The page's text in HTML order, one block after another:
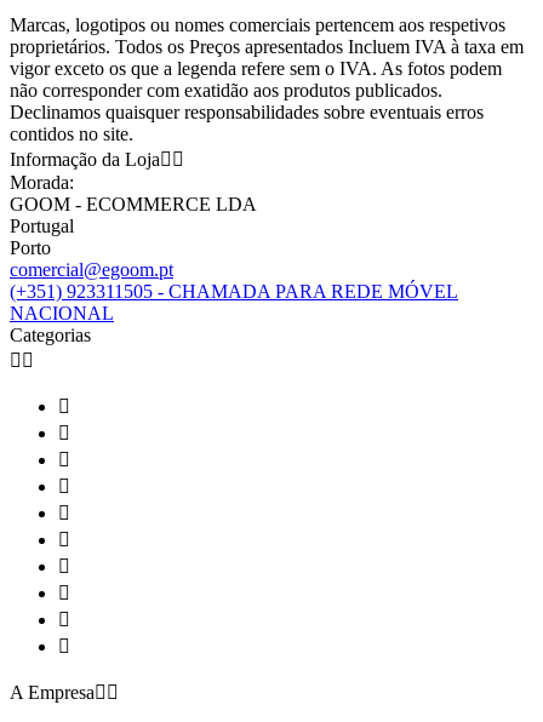
Marcas, logotipos ou nomes comerciais pertencem aos respetivos
proprietários. Todos os Preços apresentados Incluem IVA à taxa em
vigor exceto os que a legenda refere sem o IVA. As fotos podem
não corresponder com exatidão aos produtos publicados.
Declinamos quaisquer responsabilidades sobre eventuais erros
contidos no site.
Informação da Loja 
Morada:
GOOM - ECOMMERCE LDA
Portugal
Porto
comercial@egoom.pt
(+351) 923311505 - CHAMADA PARA REDE MÓVEL
NACIONAL
Categorias
 










A Empresa 